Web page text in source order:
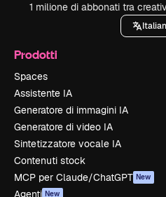
1 milione di abbonati tra
Prodotti
Spaces
Assistente IA
Generatore di immagini IA
Generatore di video IA
Sintetizzatore vocale IA
Contenuti stock
MCP per Claude/ChatGPT New
Agenti New